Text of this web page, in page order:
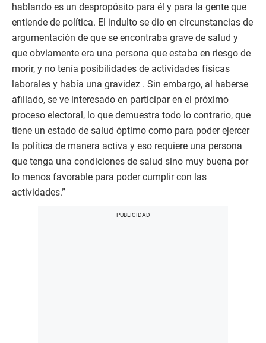
hablando es un despropósito para él y para la gente que
entiende de política. El indulto se dio en circunstancias de
argumentación de que se encontraba grave de salud y
que obviamente era una persona que estaba en riesgo de
morir, y no tenía posibilidades de actividades físicas
laborales y había una gravidez . Sin embargo, al haberse
afiliado, se ve interesado en participar en el próximo
proceso electoral, lo que demuestra todo lo contrario, que
tiene un estado de salud óptimo como para poder ejercer
la política de manera activa y eso requiere una persona
que tenga una condiciones de salud sino muy buena por
lo menos favorable para poder cumplir con las
actividades.”